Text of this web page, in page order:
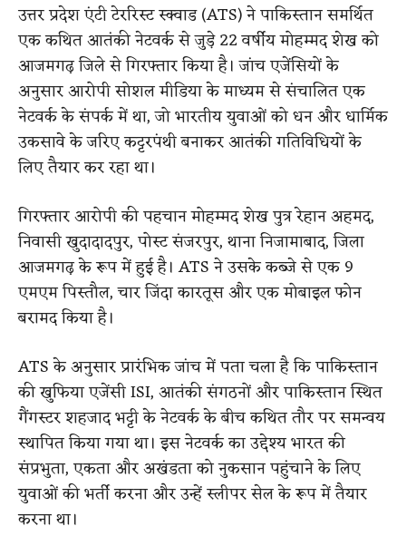
उत्तर प्रदेश एंटी टेररिस्ट स्क्वाड (ATS) ने पाकिस्तान समर्थित
एक कथित आतंकी नेटवर्क से जुड़े 22 वर्षीय मोहम्मद शेख को
आजमगढ़ जिले से गिरफ्तार किया है। जांच एजेंसियों के
अनुसार आरोपी सोशल मीडिया के माध्यम से संचालित एक
नेटवर्क के संपर्क में था, जो भारतीय युवाओं को धन और धार्मिक
उकसावे के जरिए कट्टरपंथी बनाकर आतंकी गतिविधियों के
लिए तैयार कर रहा था।
गिरफ्तार आरोपी की पहचान मोहम्मद शेख पुत्र रेहान अहमद,
निवासी खुदादादपुर, पोस्ट संजरपुर, थाना निजामाबाद, जिला
आजमगढ़ के रूप में हुई है। ATS ने उसके कब्जे से एक 9
एमएम पिस्तौल, चार जिंदा कारतूस और एक मोबाइल फोन
बरामद किया है।
ATS के अनुसार प्रारंभिक जांच में पता चला है कि पाकिस्तान
की खुफिया एजेंसी ISI, आतंकी संगठनों और पाकिस्तान स्थित
गैंगस्टर शहजाद भट्टी के नेटवर्क के बीच कथित तौर पर समन्वय
स्थापित किया गया था। इस नेटवर्क का उद्देश्य भारत की
संप्रभुता, एकता और अखंडता को नुकसान पहुंचाने के लिए
युवाओं की भर्ती करना और उन्हें स्लीपर सेल के रूप में तैयार
करना था।